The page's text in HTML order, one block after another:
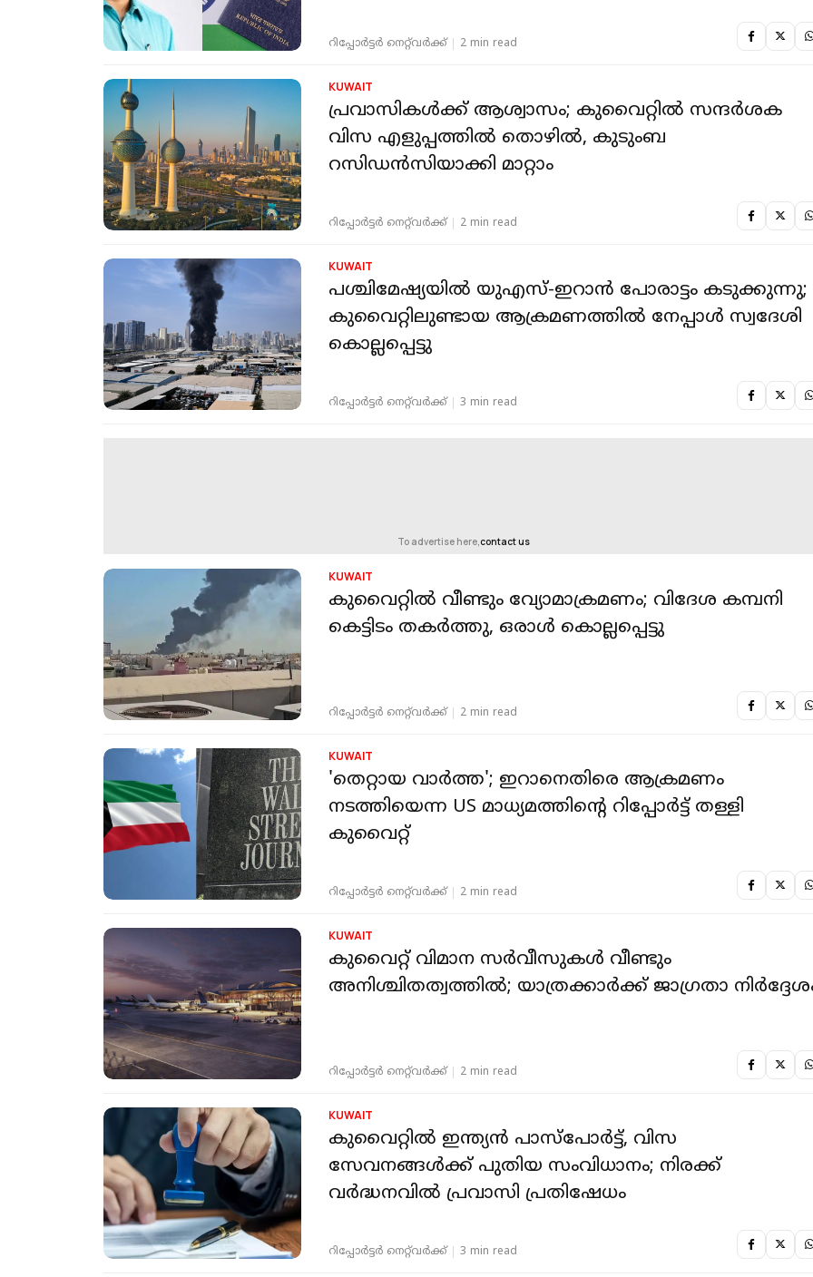
റിപ്പോർട്ടർ നെറ്റ്‌വര്‍ക്ക്‌ 2 min read
KUWAIT
പ്രവാസികൾക്ക് ആശ്വാസം; കുവൈറ്റിൽ സന്ദർശക
വിസ എളുപ്പത്തിൽ തൊഴിൽ, കുടുംബ
റസിഡൻസിയാക്കി മാറ്റാം
റിപ്പോർട്ടർ നെറ്റ്‌വര്‍ക്ക്‌ 2 min read
KUWAIT
പശ്ചിമേഷ്യയിൽ യുഎസ്-ഇറാൻ പോരാട്ടം കടുക്കുന്നു;
കുവൈറ്റിലുണ്ടായ ആക്രമണത്തിൽ നേപ്പാൾ സ്വദേശി
കൊല്ലപ്പെട്ടു
റിപ്പോർട്ടർ നെറ്റ്‌വര്‍ക്ക്‌ 3 min read
To advertise here,contact us
KUWAIT
കുവൈറ്റിൽ വീണ്ടും വ്യോമാക്രമണം; വിദേശ കമ്പനി
കെട്ടിടം തകർത്തു, ഒരാൾ കൊല്ലപ്പെട്ടു
റിപ്പോർട്ടർ നെറ്റ്‌വര്‍ക്ക്‌ 2 min read
KUWAIT
'തെറ്റായ വാര്‍ത്ത'; ഇറാനെതിരെ ആക്രമണം
നടത്തിയെന്ന US മാധ്യമത്തിന്റെ റിപ്പോര്‍ട്ട് തള്ളി
കുവൈറ്റ്
റിപ്പോർട്ടർ നെറ്റ്‌വര്‍ക്ക്‌ 2 min read
KUWAIT
കുവൈറ്റ് വിമാന സർവീസുകൾ വീണ്ടും
അനിശ്ചിതത്വത്തിൽ; യാത്രക്കാർക്ക് ജാഗ്രതാ
റിപ്പോർട്ടർ നെറ്റ്‌വര്‍ക്ക്‌ 2 min read
KUWAIT
കുവൈറ്റിൽ ഇന്ത്യൻ പാസ്പോർട്ട്, വിസ
സേവനങ്ങൾക്ക് പുതിയ സംവിധാനം; നിരക്ക്
വർദ്ധനവിൽ പ്രവാസി പ്രതിഷേധം
റിപ്പോർട്ടർ നെറ്റ്‌വര്‍ക്ക്‌ 3 min read